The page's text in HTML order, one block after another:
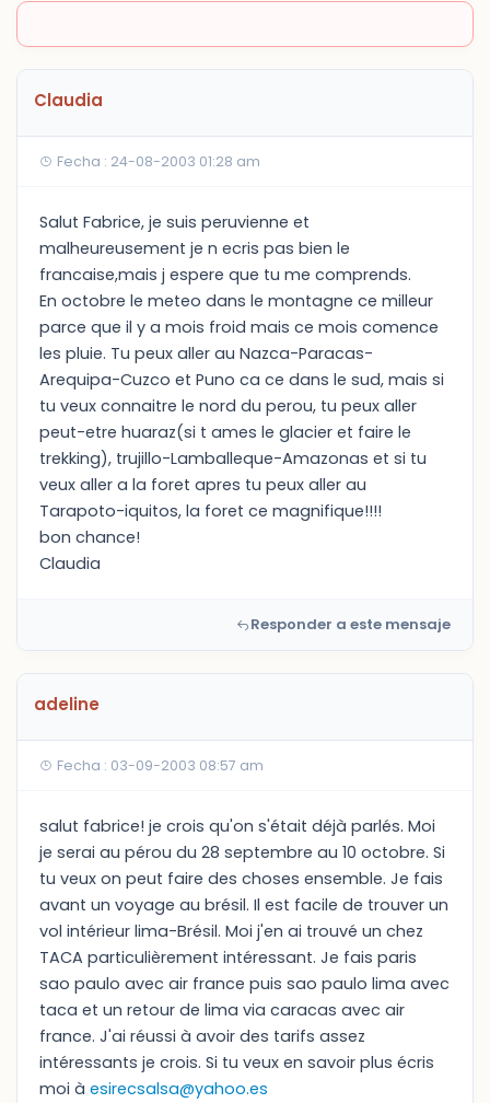
Claudia
Fecha : 24-08-2003 01:28 am
Salut Fabrice, je suis peruvienne et
malheureusement je n ecris pas bien le
francaise,mais j espere que tu me comprends.
En octobre le meteo dans le montagne ce milleur
parce que il y a mois froid mais ce mois comence
les pluie. Tu peux aller au Nazca-Paracas-
Arequipa-Cuzco et Puno ca ce dans le sud, mais si
tu veux connaitre le nord du perou, tu peux aller
peut-etre huaraz(si t ames le glacier et faire le
trekking), trujillo-Lamballeque-Amazonas et si tu
veux aller a la foret apres tu peux aller au
Tarapoto-iquitos, la foret ce magnifique!!!!
bon chance!
Claudia
Responder a este mensaje
adeline
Fecha : 03-09-2003 08:57 am
salut fabrice! je crois qu'on s'était déjà parlés. Moi
je serai au pérou du 28 septembre au 10 octobre. Si
tu veux on peut faire des choses ensemble. Je fais
avant un voyage au brésil. Il est facile de trouver un
vol intérieur lima-Brésil. Moi j'en ai trouvé un chez
TACA particulièrement intéressant. Je fais paris
sao paulo avec air france puis sao paulo lima avec
taca et un retour de lima via caracas avec air
france. J'ai réussi à avoir des tarifs assez
intéressants je crois. Si tu veux en savoir plus écris
moi à esirecsalsa@yahoo.es